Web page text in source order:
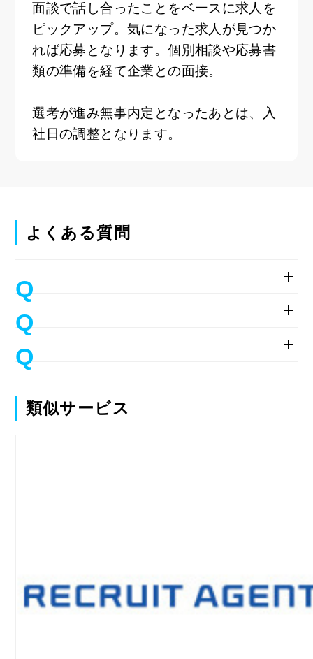
面談で話し合ったことをベースに求人を
ピックアップ。気になった求人が見つか
れば応募となります。個別相談や応募書
類の準備を経て企業との面接。
選考が進み無事内定となったあとは、入
社日の調整となります。
よくある質問
類似サービス